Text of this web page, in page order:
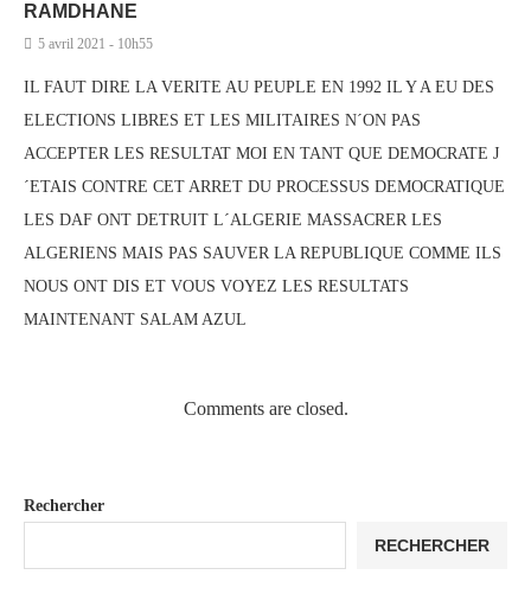
RAMDHANE
5 avril 2021 - 10h55
IL FAUT DIRE LA VERITE AU PEUPLE EN 1992 IL Y A EU DES
ELECTIONS LIBRES ET LES MILITAIRES N´ON PAS
ACCEPTER LES RESULTAT MOI EN TANT QUE DEMOCRATE J
´ETAIS CONTRE CET ARRET DU PROCESSUS DEMOCRATIQUE
LES DAF ONT DETRUIT L´ALGERIE MASSACRER LES
ALGERIENS MAIS PAS SAUVER LA REPUBLIQUE COMME ILS
NOUS ONT DIS ET VOUS VOYEZ LES RESULTATS
MAINTENANT SALAM AZUL
Comments are closed.
Rechercher
RECHERCHER